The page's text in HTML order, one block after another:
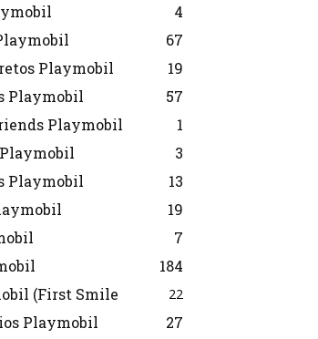
4
67
Playmobil
19
Playmobil
57
Playmobil
1
3
Playmobil
13
19
7
184
(First Smile
22
Playmobil
27